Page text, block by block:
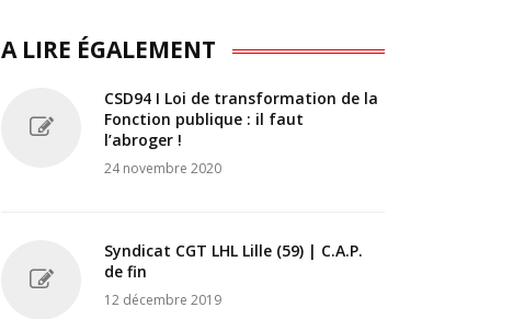
A LIRE ÉGALEMENT
CSD94 I Loi de transformation de la
Fonction publique : il faut
l’abroger !
24 novembre 2020
Syndicat CGT LHL Lille (59) | C.A.P.
de fin
12 décembre 2019